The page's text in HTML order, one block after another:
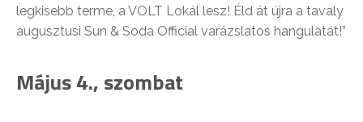
legkisebb terme, a VOLT Lokál lesz! Éld át újra a tavaly
augusztusi Sun & Soda Official varázslatos hangulatát!”
Május 4., szombat